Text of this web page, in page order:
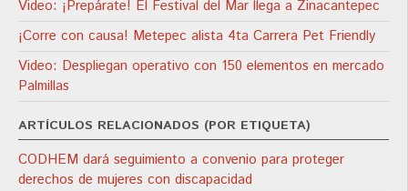
Video: ¡Prepárate! El Festival del Mar llega a Zinacantepec
¡Corre con causa! Metepec alista 4ta Carrera Pet Friendly
Video: Despliegan operativo con 150 elementos en mercado
Palmillas
ARTÍCULOS RELACIONADOS (POR ETIQUETA)
CODHEM dará seguimiento a convenio para proteger
derechos de mujeres con discapacidad